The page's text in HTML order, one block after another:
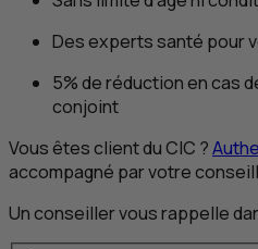
Des experts santé pour
5% de réduction en cas
conjoint
Vous êtes client duCIC ?
accompagné par votre
Un conseiller vous rappelle